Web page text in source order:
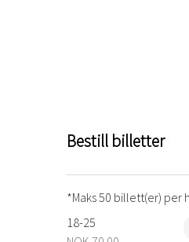
Bestill billetter
*Maks 50 billett(er) per
18-25